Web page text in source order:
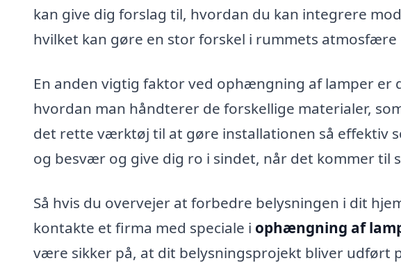
kan give dig forslag til, hvordan du kan integrere
hvilket kan gøre en stor forskel i rummets atmosfære
En anden vigtig faktor ved ophængning af lamper er
hvordan man håndterer de forskellige materialer,
det rette værktøj til at gøre installationen så effektiv
og besvær og give dig ro i sindet, når det kommer til
Så hvis du overvejer at forbedre belysningen i dit
kontakte et firma med speciale i ophængning af
være sikker på, at dit belysningsprojekt bliver udført